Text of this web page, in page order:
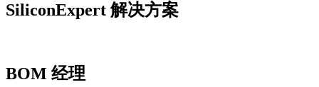
SiliconExpert 解决方案
BOM 经理